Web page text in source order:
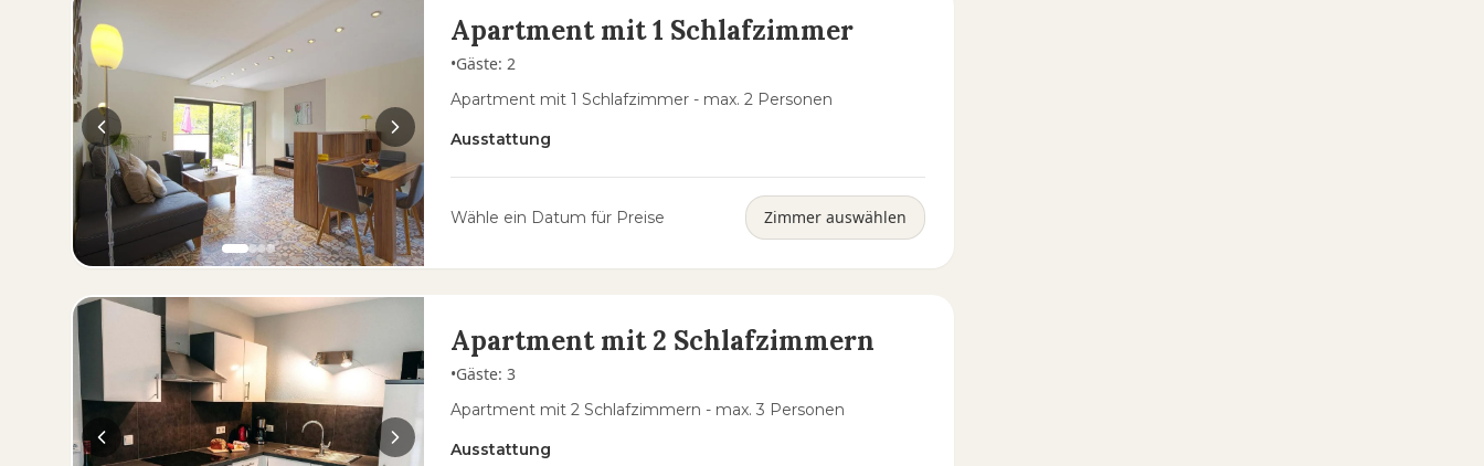
Apartment mit 1 Schlafzimmer
•Gäste:2
Apartment mit 1 Schlafzimmer - max. 2 Personen
Ausstattung
Wähle ein Datum für Preise Zimmer auswählen
Apartment mit 2 Schlafzimmern
•Gäste:3
Apartment mit 2 Schlafzimmern - max. 3 Personen
Ausstattung